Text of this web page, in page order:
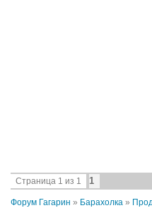
Страница 1 из 1 1
Форум Гагарин » Барахолка »